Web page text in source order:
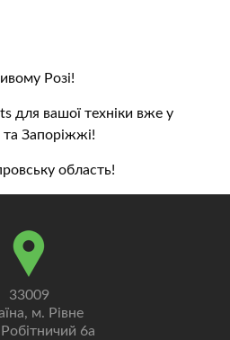
Розі!
для вашої техніки вже у
та Запоріжжі!
область!
33009
м. Рівне
6а